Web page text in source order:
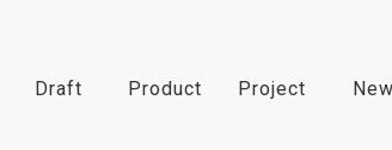
Draft Product Project